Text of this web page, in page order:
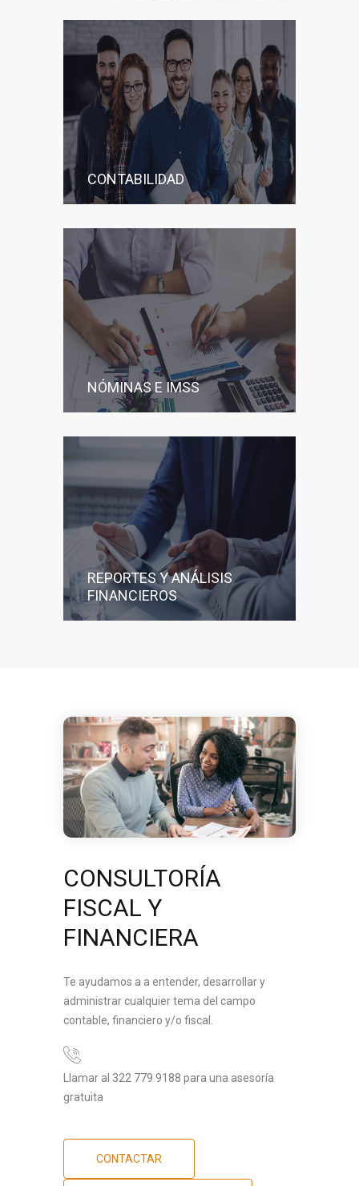
CONTABILIDAD
NÓMINAS E IMSS
REPORTES Y ANÁLISIS
FINANCIEROS
CONSULTORÍA
FISCAL Y
FINANCIERA
Te ayudamos a a entender, desarrollar y
administrar cualquier tema del campo
contable, financiero y/o fiscal.
Llamar al 322 779 9188 para una asesoría
gratuita
CONTACTAR